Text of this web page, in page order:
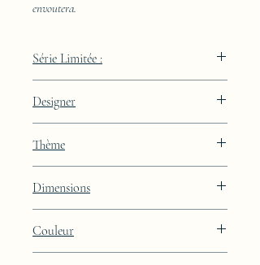
envoutera.
Série Limitée :
Designer
Thème
Dimensions
: 29cm
Couleur